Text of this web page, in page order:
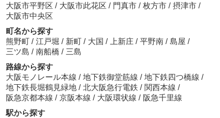
大阪市平野区 / 大阪市此花区 / 門真市 / 枚方市 / 摂津市 /
大阪市中央区
町名から探す
熊野町 / 江戸堀 / 新町 / 大国 / 上新庄 / 平野南 / 島屋 /
三ツ島 / 南船橋 / 三島
路線から探す
大阪モノレール本線 / 地下鉄御堂筋線 / 地下鉄四つ橋線 /
地下鉄長堀鶴見緑地 / 北大阪急行電鉄 / 関西本線 /
阪急京都本線 / 京阪本線 / 大阪環状線 / 阪急千里線
駅から探す